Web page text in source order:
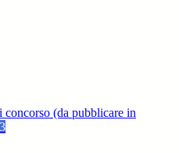
concorso (da pubblicare in
3